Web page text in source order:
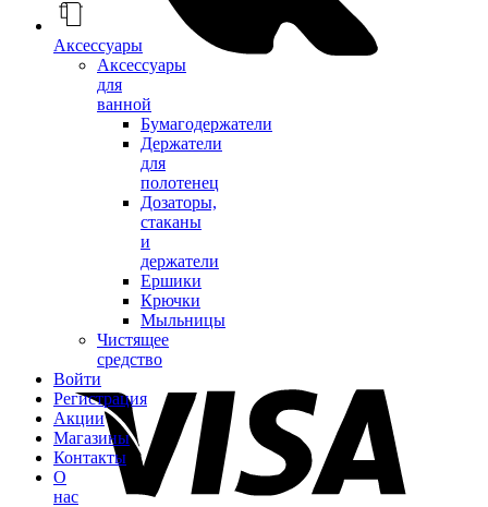
Аксессуары
Аксессуары
для
ванной
Бумагодержатели
Держатели
для
полотенец
Дозаторы,
стаканы
и
держатели
Ершики
Крючки
Мыльницы
Чистящее
средство
Войти
Регистрация
Акции
Магазины
Контакты
О
нас